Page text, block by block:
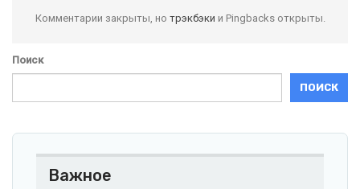
Комментарии закрыты, но трэкбэки и Pingbacks открыты.
Поиск
ПОИСК
Важное